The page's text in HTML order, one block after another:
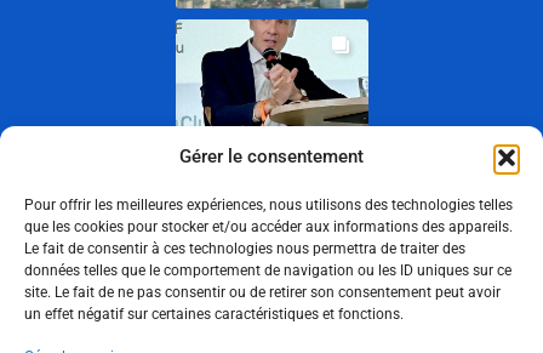
Gérer le consentement
Pour offrir les meilleures expériences, nous utilisons des technologies telles
que les cookies pour stocker et/ou accéder aux informations des appareils.
Le fait de consentir à ces technologies nous permettra de traiter des
données telles que le comportement de navigation ou les ID uniques sur ce
site. Le fait de ne pas consentir ou de retirer son consentement peut avoir
un effet négatif sur certaines caractéristiques et fonctions.
Show More
Suivez-nous